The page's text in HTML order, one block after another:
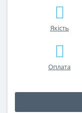
Якість
Оплата